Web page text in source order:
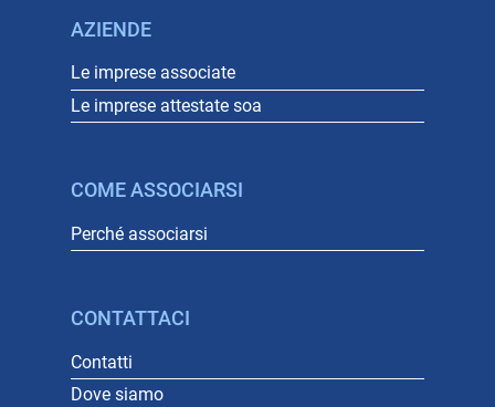
AZIENDE
Le imprese associate
Le imprese attestate soa
COME ASSOCIARSI
Perché associarsi
CONTATTACI
Contatti
Dove siamo